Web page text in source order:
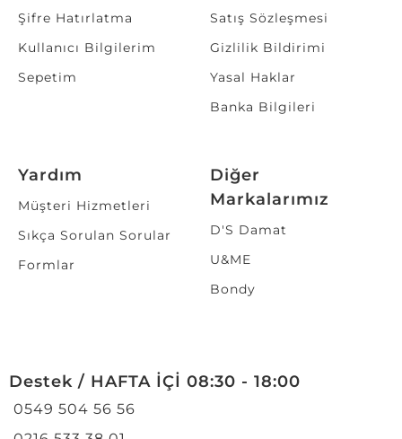
Şifre Hatırlatma
Kullanıcı Bilgilerim
Sepetim
Satış Sözleşmesi
Gizlilik Bildirimi
Yasal Haklar
Banka Bilgileri
Yardım
Müşteri Hizmetleri
Sıkça Sorulan Sorular
Formlar
Diğer
Markalarımız
D'S Damat
U&ME
Bondy
Destek / HAFTA İÇİ 08:30 - 18:00
0549 504 56 56